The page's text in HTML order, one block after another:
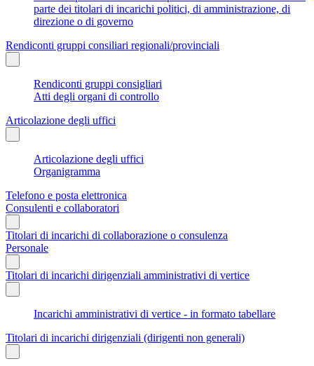
parte dei titolari di incarichi politici, di amministrazione, di
direzione o di governo
Rendiconti gruppi consiliari regionali/provinciali
Rendiconti gruppi consigliari
Atti degli organi di controllo
Articolazione degli uffici
Articolazione degli uffici
Organigramma
Telefono e posta elettronica
Consulenti e collaboratori
Titolari di incarichi di collaborazione o consulenza
Personale
Titolari di incarichi dirigenziali amministrativi di vertice
Incarichi amministrativi di vertice - in formato tabellare
Titolari di incarichi dirigenziali (dirigenti non generali)